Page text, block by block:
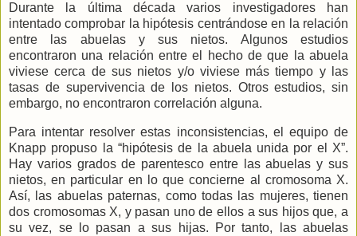
Durante la última década varios investigadores han
intentado comprobar la hipótesis centrándose en la relación
entre las abuelas y sus nietos. Algunos estudios
encontraron una relación entre el hecho de que la abuela
viviese cerca de sus nietos y/o viviese más tiempo y las
tasas de supervivencia de los nietos. Otros estudios, sin
embargo, no encontraron correlación alguna.
Para intentar resolver estas inconsistencias, el equipo de
Knapp propuso la “hipótesis de la abuela unida por el X”.
Hay varios grados de parentesco entre las abuelas y sus
nietos, en particular en lo que concierne al cromosoma X.
Así, las abuelas paternas, como todas las mujeres, tienen
dos cromosomas X, y pasan uno de ellos a sus hijos que, a
su vez, se lo pasan a sus hijas. Por tanto, las abuelas